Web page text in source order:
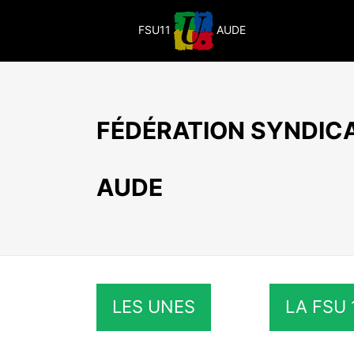
FSU11 AUDE
FÉDÉRATION
AUDE
LES UNES LA FSU